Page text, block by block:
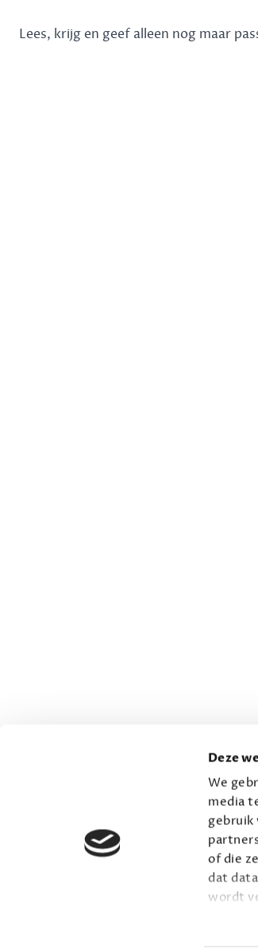
Deze
We
media
gebruik
of die
dat
wordt
Lees, krijg en geef alleen nog maar